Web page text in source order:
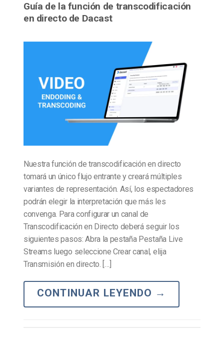
Guía de la función de transcodificación
en directo de Dacast
Nuestra función de transcodificación en directo
tomará un único flujo entrante y creará múltiples
variantes de representación. Así, los espectadores
podrán elegir la interpretación que más les
convenga. Para configurar un canal de
Transcodificación en Directo deberá seguir los
siguientes pasos: Abra la pestaña Pestaña Live
Streams luego seleccione Crear canal, elija
Transmisión en directo. […]
CONTINUAR LEYENDO →